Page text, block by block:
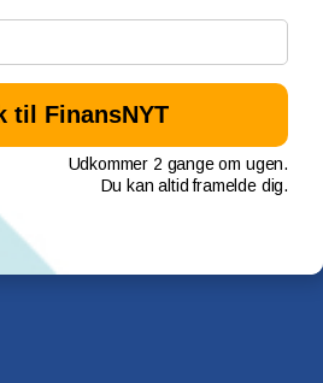
Udkommer 2 gange om ugen.
Du kan altid framelde dig.